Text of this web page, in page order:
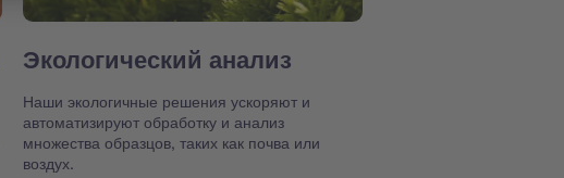
Экологический анализ
Наши экологичные решения ускоряют и
автоматизируют обработку и анализ
множества образцов, таких как почва или
воздух.